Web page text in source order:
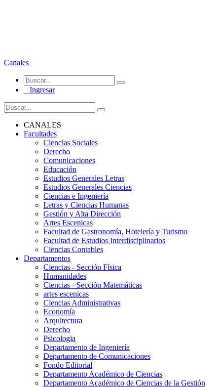
Canales
Ingresar
CANALES
Facultades
Ciencias Sociales
Derecho
Comunicaciones
Educación
Estudios Generales Letras
Estudios Generales Ciencias
Ciencias e Ingeniería
Letras y Ciencias Humanas
Gestión y Alta Dirección
Artes Escenicas
Facultad de Gastronomía, Hotelería y Turismo
Facultad de Estudios Interdisciplinarios
Ciencias Contables
Departamentos
Ciencias - Sección Física
Humanidades
Ciencias - Sección Matemáticas
artes escenicas
Ciencias Administrativas
Economía
Arquitectura
Derecho
Psicologia
Departamento de Ingeniería
Departamento de Comunicaciones
Fondo Editorial
Departamento Académico de Ciencias
Departamento Académico de Ciencias de la Gestión